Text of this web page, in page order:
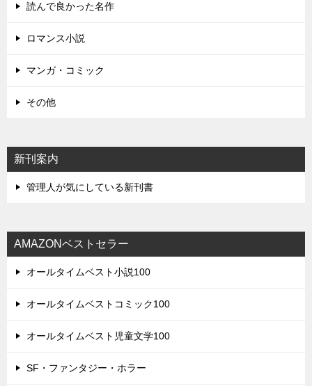
読んで良かった名作
ロマンス小説
マンガ・コミック
その他
新刊案内
管理人が気にしている新刊書
AMAZONベストセラー
オールタイムベスト小説100
オールタイムベストコミック100
オールタイムベスト児童文学100
SF・ファンタジー・ホラー